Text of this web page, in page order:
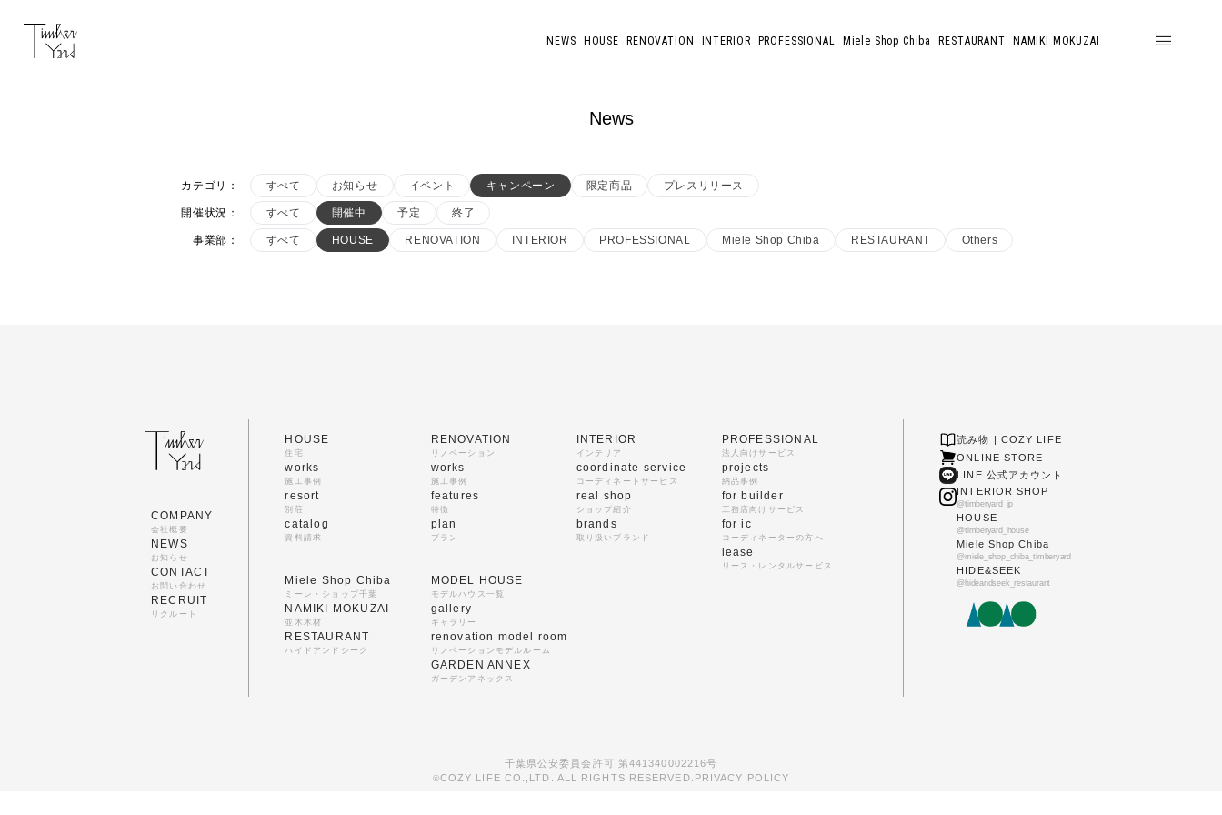
NEWS HOUSE RENOVATION INTERIOR PROFESSIONAL Miele Shop Chiba RESTAURANT NAMIKI MOKUZAI
News
カテゴリ ： すべて お知らせ イベント キャンペーン 限定商品 プレスリリース
開催状況 ： すべて 開催中 予定 終了
事業部 ： すべて HOUSE RENOVATION INTERIOR PROFESSIONAL Miele Shop Chiba RESTAURANT Others
COMPANY
会社概要
NEWS
お知らせ
CONTACT
お問い合わせ
RECRUIT
リクルート
HOUSE
住宅
works
施工事例
resort
別荘
catalog
資料請求
RENOVATION
リノベーション
works
施工事例
features
特徴
plan
プラン
INTERIOR
インテリア
coordinate service
コーディネートサービス
real shop
ショップ紹介
brands
取り扱いブランド
PROFESSIONAL
法人向けサービス
projects
納品事例
for builder
工務店向けサービス
for ic
コーディネーターの方へ
lease
リース・レンタルサービス
Miele Shop Chiba
ミーレ・ショップ千葉
NAMIKI MOKUZAI
並木木材
RESTAURANT
ハイドアンドシーク
MODEL HOUSE
モデルハウス一覧
gallery
ギャラリー
renovation model room
リノベーションモデルルーム
GARDEN ANNEX
ガーデンアネックス
読み物 | COZY LIFE
ONLINE STORE
LINE 公式アカウント
INTERIOR SHOP
@timberyard_jp
HOUSE
@timberyard_house
Miele Shop Chiba
@miele_shop_chiba_timberyard
HIDE&SEEK
@hideandseek_restaurant
千葉県公安委員会許可 第441340002216号
©COZY LIFE CO.,LTD. ALL RIGHTS RESERVED. PRIVACY POLICY